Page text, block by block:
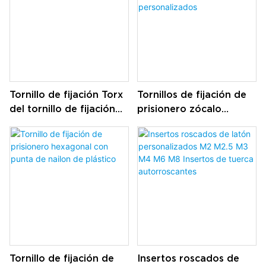
Tornillo de fijación Torx
del tornillo de fijación
de China
Tornillos de fijación de
prisionero zócalo
inoxidable
personalizados
Tornillo de fijación de
Insertos roscados de